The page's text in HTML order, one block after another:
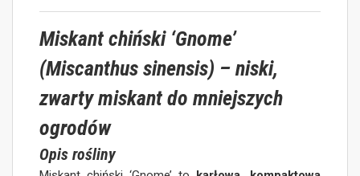
Miskant chiński ‘Gnome’
(Miscanthus sinensis) – niski,
zwarty miskant do mniejszych
ogrodów
Opis rośliny